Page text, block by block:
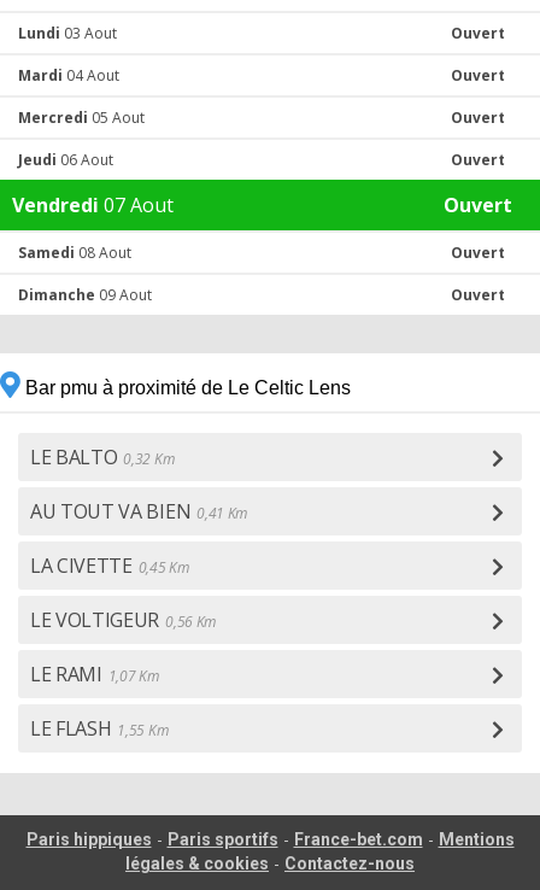
Lundi 03 Aout Ouvert
Mardi 04 Aout Ouvert
Mercredi 05 Aout Ouvert
Jeudi 06 Aout Ouvert
Vendredi 07 Aout Ouvert
Samedi 08 Aout Ouvert
Dimanche 09 Aout Ouvert
Bar pmu à proximité de Le Celtic Lens
LE BALTO 0,32 Km
AU TOUT VA BIEN 0,41 Km
LA CIVETTE 0,45 Km
LE VOLTIGEUR 0,56 Km
LE RAMI 1,07 Km
LE FLASH 1,55 Km
Paris hippiques - Paris sportifs - France-bet.com - Mentions
légales & cookies - Contactez-nous